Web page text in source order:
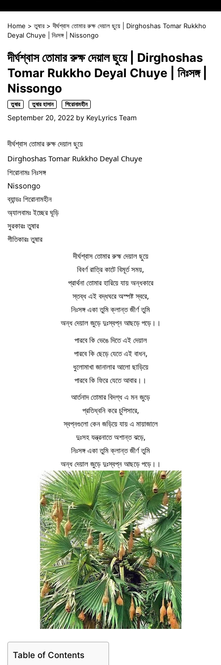
Home >তুষার >দীর্ঘশ্বাস তোমার রুক্ষ দেয়াল ছুয়ে | Dirghoshas Tomar Rukkho
Deyal Chuye | নিঃসঙ্গ | Nissongo
দীর্ঘশ্বাস তোমার রুক্ষ দেয়াল ছুয়ে | Dirghoshas
Tomar Rukkho Deyal Chuye | নিঃসঙ্গ |
Nissongo
তুষার তুষার হাসান শিরোনামহীন
September 20, 2022 by KeyLyrics Team
দীর্ঘশ্বাস তোমার রুক্ষ দেয়াল ছুয়ে
Dirghoshas Tomar Rukkho Deyal Chuye
শিরোনামঃ নিঃসঙ্গ
Nissongo
ব্যান্ডঃ শিরোনামহীন
অ্যালবামঃ ইচ্ছের ঘূড়ি
সুরকারঃ তুষার
গীতিকারঃ তুষার
দীর্ঘশ্বাস তোমার রুহ্ম দেয়াল ছুয়ে
বিবর্ণ রাত্রি কাটে বিমূর্ত সময়,
প্রার্থনা তোমার হারিয়ে যায় অন্ধকারে
স্তব্ধ এই বদ্ধঘরে অস্পষ্ট স্বরে,
নিঃসঙ্গ একা তুমি ক্লান্ত জীর্ণ তুমি
অন্ধ দেয়াল জুড়ে দুঃস্বপ্ন আছড়ে পড়ে।।
পারবে কি ভেঙে দিতে এই দেয়াল
পারবে কি ছেড়ে যেতে এই বাধন,
ধুলোমাখা জানালার আলো ছাড়িয়ে
পারবে কি ফিরে যেতে আবার।।
আর্তনাদ তোমার বিদগ্ধ এ মন জুড়ে
প্রতিধ্বনি করে চুপিসারে,
স্বপ্নগুলো কেন জড়িয়ে যায় এ মায়াজালে
দুঃসহ যন্ত্রনাতে অশান্ত ঝড়ে,
নিঃসঙ্গ একা তুমি ক্লান্ত জীর্ণ তুমি
অন্ধ দেয়াল জুড়ে দুঃস্বপ্ন আছড়ে পড়ে।।
Table of Contents